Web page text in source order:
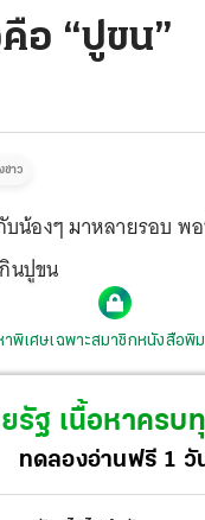
อ “ปูขน”
ข่าว
องๆ มาหลายรอบ พ
นปูขน
าพิเศษเฉพาะสมาชิกหนังสือพิ
รัฐ เนื้อหาครบ
ทดลองอ่านฟรี 1 วั